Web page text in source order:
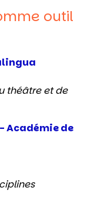
outil
théâtre et de
Académie de